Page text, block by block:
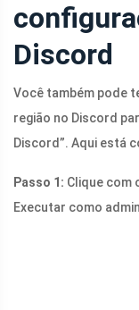
Discord
Você também pode
região no Discord
Discord”. Aqui está
Passo 1: Clique com
Executar como